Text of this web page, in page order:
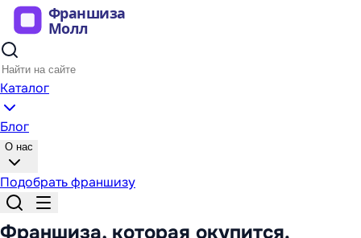
Каталог
Блог
О нас
Подобрать франшизу
Франшиза, которая окупится.